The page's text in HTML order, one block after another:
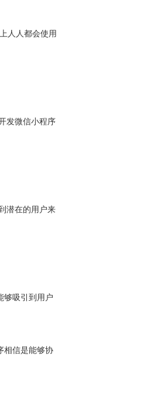
人人都会使用
发微信小程序
潜在的用户来
够吸引到用户
相信是能够协